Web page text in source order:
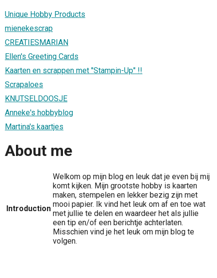
Unique Hobby Products
mienekescrap
CREATIESMARIAN
Ellen's Greeting Cards
Kaarten en scrappen met "Stampin-Up" !!
Scrapaloes
KNUTSELDOOSJE
Anneke's hobbyblog
Martina's kaartjes
About me
Introduction
Welkom op mijn blog en leuk dat je even bij mij
komt kijken. Mijn grootste hobby is kaarten
maken, stempelen en lekker bezig zijn met
mooi papier. Ik vind het leuk om af en toe wat
met jullie te delen en waardeer het als jullie
een tip en/of een berichtje achterlaten.
Misschien vind je het leuk om mijn blog te
volgen.